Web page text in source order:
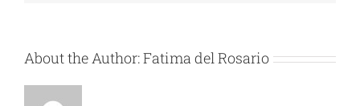
About the Author:Fatima del Rosario